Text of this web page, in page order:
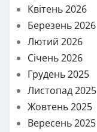
Квітень 2026
Березень 2026
Лютий 2026
Січень 2026
Грудень 2025
Листопад 2025
Жовтень 2025
Вересень 2025